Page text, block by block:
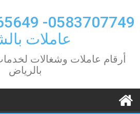
to
content
عاملات
أرقام عاملات وشغالات
بالرياض